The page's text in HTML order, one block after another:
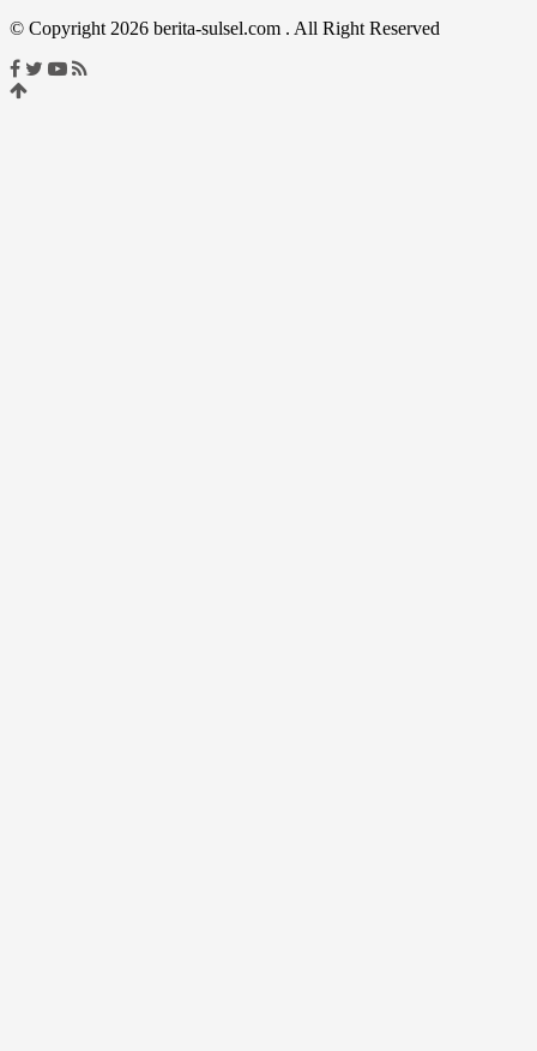
© Copyright 2026 berita-sulsel.com . All Right Reserved